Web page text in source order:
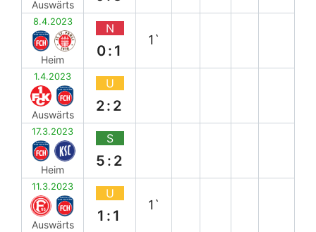
Auswärts
8.4.2023
Heim
N
0:1
1`
1.4.2023
Auswärts
U
2:2
17.3.2023
Heim
S
5:2
11.3.2023
Auswärts
U
1:1
1`